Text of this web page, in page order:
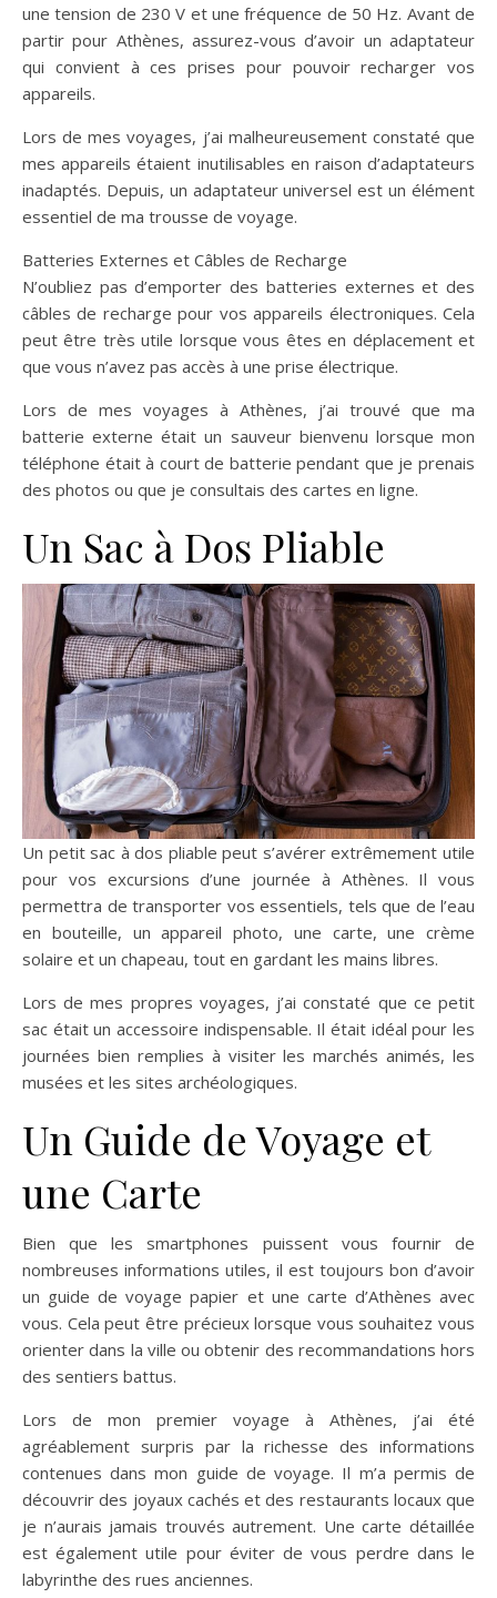
une tension de 230 V et une fréquence de 50 Hz. Avant de
partir pour Athènes, assurez-vous d’avoir un adaptateur
qui convient à ces prises pour pouvoir recharger vos
appareils.
Lors de mes voyages, j’ai malheureusement constaté que
mes appareils étaient inutilisables en raison d’adaptateurs
inadaptés. Depuis, un adaptateur universel est un élément
essentiel de ma trousse de voyage.
Batteries Externes et Câbles de Recharge
N’oubliez pas d’emporter des batteries externes et des
câbles de recharge pour vos appareils électroniques. Cela
peut être très utile lorsque vous êtes en déplacement et
que vous n’avez pas accès à une prise électrique.
Lors de mes voyages à Athènes, j’ai trouvé que ma
batterie externe était un sauveur bienvenu lorsque mon
téléphone était à court de batterie pendant que je prenais
des photos ou que je consultais des cartes en ligne.
Un Sac à Dos Pliable
Un petit sac à dos pliable peut s’avérer extrêmement utile
pour vos excursions d’une journée à Athènes. Il vous
permettra de transporter vos essentiels, tels que de l’eau
en bouteille, un appareil photo, une carte, une crème
solaire et un chapeau, tout en gardant les mains libres.
Lors de mes propres voyages, j’ai constaté que ce petit
sac était un accessoire indispensable. Il était idéal pour les
journées bien remplies à visiter les marchés animés, les
musées et les sites archéologiques.
Un Guide de Voyage et
une Carte
Bien que les smartphones puissent vous fournir de
nombreuses informations utiles, il est toujours bon d’avoir
un guide de voyage papier et une carte d’Athènes avec
vous. Cela peut être précieux lorsque vous souhaitez vous
orienter dans la ville ou obtenir des recommandations hors
des sentiers battus.
Lors de mon premier voyage à Athènes, j’ai été
agréablement surpris par la richesse des informations
contenues dans mon guide de voyage. Il m’a permis de
découvrir des joyaux cachés et des restaurants locaux que
je n’aurais jamais trouvés autrement. Une carte détaillée
est également utile pour éviter de vous perdre dans le
labyrinthe des rues anciennes.